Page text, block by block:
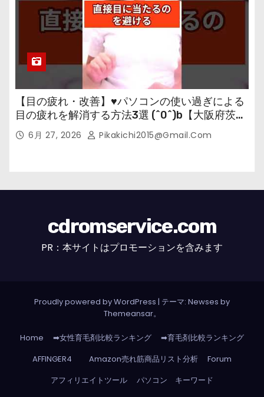
【目の疲れ・改善】♥パソコンの使い過ぎによる
目の疲れを解消する方法3選 (^0^)b【大阪府茨木
市の女性・美容鍼灸・整体師が教えます。】
6月 27, 2026 Pikakichi2015@gmail.com
cdromservice.com
PR：本サイトはプロモーションを含みます
Proudly powered by WordPress | テーマ: Newses by
Themeansar。
Home ➡女性育毛剤比較ランキング
➡育毛剤比較ランキング
AFFINGER4
Amazon売れ筋商品リスト分析
Forum
アフィリエイトツール
パソコン キーワード